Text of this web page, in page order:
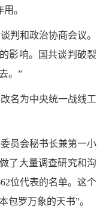
。
判和政治协商会议。
影响。国共谈判破裂
。”
名为中央统一战线工
员会秘书长兼第一小
了大量调查研究和沟
位代表的名单。这个
罗万象的天书”。